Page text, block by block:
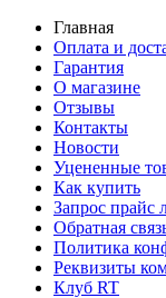
Главная
Оплата и
Гарантия
О магазине
Отзывы
Контакты
Новости
Уцененные
Как купить
Запрос прайс
Обратная
Политика
Реквизиты
Клуб RT